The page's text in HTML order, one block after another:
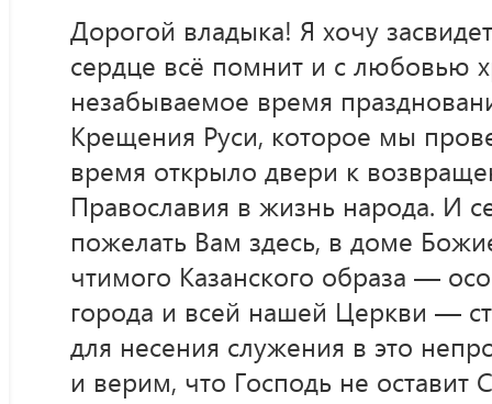
Дорогой владыка! Я хочу
сердце всё помнит и с любовью
незабываемое время
Крещения Руси, которое мы
время открыло двери к
Православия в жизнь народа. И
пожелать Вам здесь, в доме
чтимого Казанского образа —
города и всей нашей Церкви —
для несения служения в это
и верим, что Господь не оставит